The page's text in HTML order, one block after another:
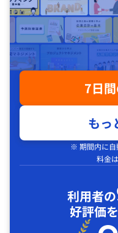
7日
もっ
※ 期間内に自
料金
利用者の
好評価